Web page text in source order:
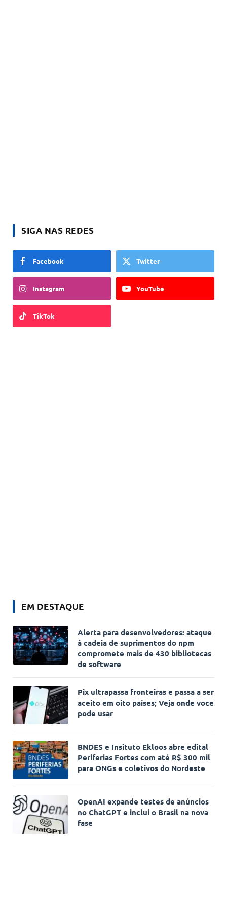
SIGA NAS REDES
Facebook Twitter
Instagram YouTube
TikTok
EM DESTAQUE
Alerta para desenvolvedores: ataque
à cadeia de suprimentos do npm
compromete mais de 430 bibliotecas
de software
Pix ultrapassa fronteiras e passa a ser
aceito em oito países; Veja onde voce
pode usar
BNDES e Insituto Ekloos abre edital
Periferias Fortes com até R$ 300 mil
para ONGs e coletivos do Nordeste
OpenAI expande testes de anúncios
no ChatGPT e inclui o Brasil na nova
fase